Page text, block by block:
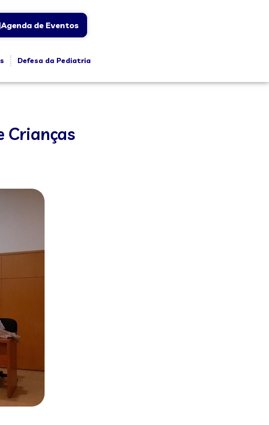
Agenda de Eventos
Defesa da Pediatria
Crianças